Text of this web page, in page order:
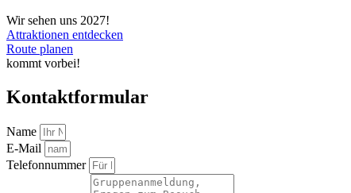
Wir sehen uns 2027!
Attraktionen entdecken
Route planen
kommt vorbei!
Kontaktformular
Name
E-Mail
Telefonnummer